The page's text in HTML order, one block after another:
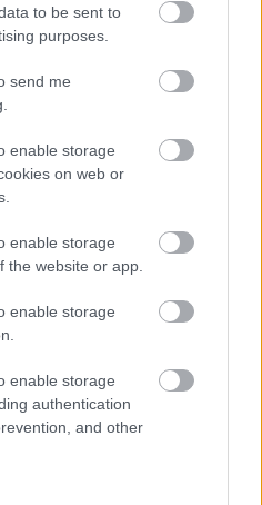
to be sent to
purposes.
send me
enable storage
on web or
enable storage
the website or app.
enable storage
enable storage
authentication
and other
Így utólag fura, hogy egy
a Megyerinél a
nem tudtam, hogy miért
- gyerekként sosem
láttam őket.
a surrogva
plexis, teljesen zárt
tényleg az űrkorszakot